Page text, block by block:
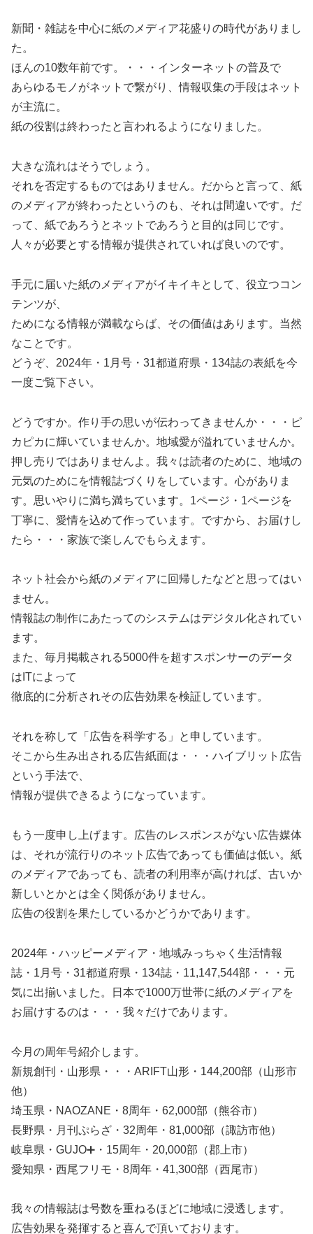
新聞・雑誌を中心に紙のメディア花盛りの時代がありまし
た。
ほんの10数年前です。・・・インターネットの普及で
あらゆるモノがネットで繋がり、情報収集の手段はネット
が主流に。
紙の役割は終わったと言われるようになりました。
大きな流れはそうでしょう。
それを否定するものではありません。だからと言って、紙
のメディアが終わったというのも、それは間違いです。だ
って、紙であろうとネットであろうと目的は同じです。
人々が必要とする情報が提供されていれば良いのです。
手元に届いた紙のメディアがイキイキとして、役立つコン
テンツが、
ためになる情報が満載ならば、その価値はあります。当然
なことです。
どうぞ、2024年・1月号・31都道府県・134誌の表紙を今
一度ご覧下さい。
どうですか。作り手の思いが伝わってきませんか・・・ピ
カピカに輝いていませんか。地域愛が溢れていませんか。
押し売りではありませんよ。我々は読者のために、地域の
元気のためにを情報誌づくりをしています。心がありま
す。思いやりに満ち満ちています。1ページ・1ページを
丁寧に、愛情を込めて作っています。ですから、お届けし
たら・・・家族で楽しんでもらえます。
ネット社会から紙のメディアに回帰したなどと思ってはい
ません。
情報誌の制作にあたってのシステムはデジタル化されてい
ます。
また、毎月掲載される5000件を超すスポンサーのデータ
はITによって
徹底的に分析されその広告効果を検証しています。
それを称して「広告を科学する」と申しています。
そこから生み出される広告紙面は・・・ハイブリット広告
という手法で、
情報が提供できるようになっています。
もう一度申し上げます。広告のレスポンスがない広告媒体
は、それが流行りのネット広告であっても価値は低い。紙
のメディアであっても、読者の利用率が高ければ、古いか
新しいとかとは全く関係がありません。
広告の役割を果たしているかどうかであります。
2024年・ハッピーメディア・地域みっちゃく生活情報
誌・1月号・31都道府県・134誌・11,147,544部・・・元
気に出揃いました。日本で1000万世帯に紙のメディアを
お届けするのは・・・我々だけであります。
今月の周年号紹介します。
新規創刊・山形県・・・ARIFT山形・144,200部（山形市
他）
埼玉県・NAOZANE・8周年・62,000部（熊谷市）
長野県・月刊ぷらざ・32周年・81,000部（諏訪市他）
岐阜県・GUJO➕・15周年・20,000部（郡上市）
愛知県・西尾フリモ・8周年・41,300部（西尾市）
我々の情報誌は号数を重ねるほどに地域に浸透します。
広告効果を発揮すると喜んで頂いております。